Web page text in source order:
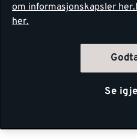
om informasjonskapsler her.
her.
Se